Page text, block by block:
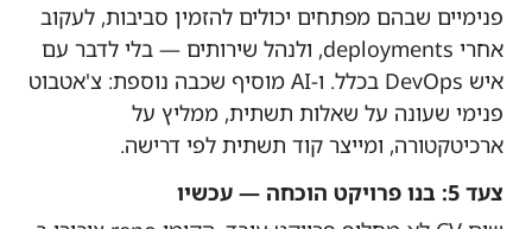
פנימיים שבהם מפתחים יכולים להזמין סביבות, לעקוב
אחרי deployments, ולנהל שירותים — בלי לדבר עם
איש DevOps בכלל. ו-AI מוסיף שכבה נוספת: צ'אטבוט
פנימי שעונה על שאלות תשתית, ממליץ על
ארכיטקטורה, ומייצר קוד תשתית לפי דרישה.
צעד 5: בנו פרויקט הוכחה — עכשיו